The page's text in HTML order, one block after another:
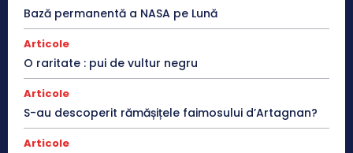
Bază permanentă a NASA pe Lună
Articole
O raritate : pui de vultur negru
Articole
S-au descoperit rămășițele faimosului d’Artagnan?
Articole